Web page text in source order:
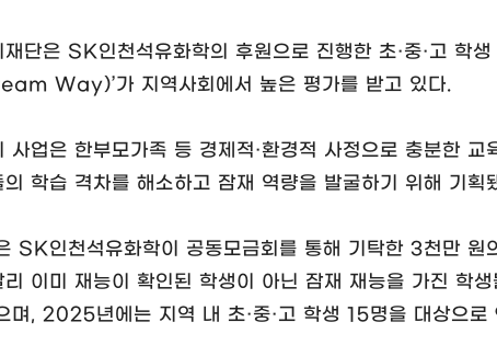
재단은 SK인천석유화학의 후원으로 진행한 초·중·고 학
Way)’가 지역사회에서 높은 평가를 받고 있다.
사업은 한부모가족 등 경제적·환경적 사정으로 충분한 교
의 학습 격차를 해소하고 잠재 역량을 발굴하기 위해 기획
SK인천석유화학이 공동모금회를 통해 기탁한 3천만 원
리 이미 재능이 확인된 학생이 아닌 잠재 재능을 가진 학
며, 2025년에는 지역 내 초·중·고 학생 15명을 대상으